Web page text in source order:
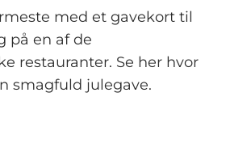
med et gavekort til
på en af de
restauranter. Se her hvor
smagfuld julegave.